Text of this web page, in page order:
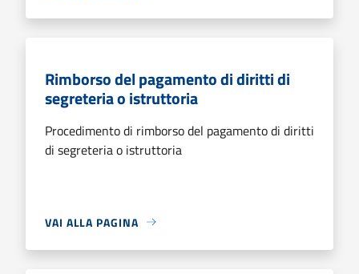
Rimborso del pagamento di diritti di
segreteria o istruttoria
Procedimento di rimborso del pagamento di diritti
di segreteria o istruttoria
VAI ALLA PAGINA